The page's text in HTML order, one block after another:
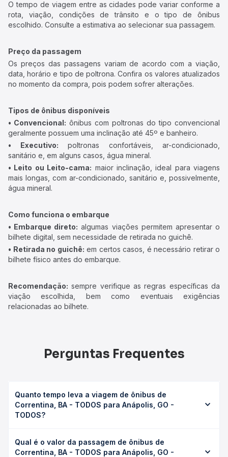
O tempo de viagem entre as cidades pode variar conforme a
rota, viação, condições de trânsito e o tipo de ônibus
escolhido. Consulte a estimativa ao selecionar sua passagem.
Preço da passagem
Os preços das passagens variam de acordo com a viação,
data, horário e tipo de poltrona. Confira os valores atualizados
no momento da compra, pois podem sofrer alterações.
Tipos de ônibus disponíveis
• Convencional: ônibus com poltronas do tipo convencional
geralmente possuem uma inclinação até 45º e banheiro.
• Executivo: poltronas confortáveis, ar-condicionado,
sanitário e, em alguns casos, água mineral.
• Leito ou Leito-cama: maior inclinação, ideal para viagens
mais longas, com ar-condicionado, sanitário e, possivelmente,
água mineral.
Como funciona o embarque
• Embarque direto: algumas viações permitem apresentar o
bilhete digital, sem necessidade de retirada no guichê.
• Retirada no guichê: em certos casos, é necessário retirar o
bilhete físico antes do embarque.
Recomendação: sempre verifique as regras específicas da
viação escolhida, bem como eventuais exigências
relacionadas ao bilhete.
Perguntas Frequentes
Quanto tempo leva a viagem de ônibus de
Correntina, BA - TODOS para Anápolis, GO -
TODOS?
Anápolis, GO - TODOS leva em média 11h 53min, podendo
variar conforme a viação, o tipo de serviço (convencional,
Qual é o valor da passagem de ônibus de
Correntina, BA - TODOS para Anápolis, GO -